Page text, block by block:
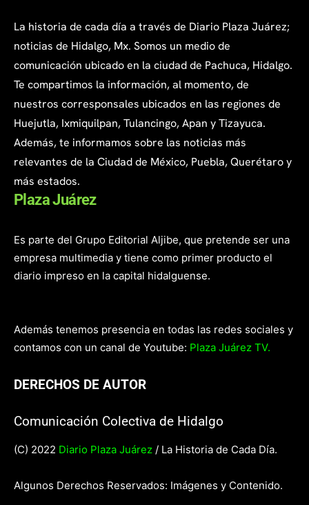
La historia de cada día a través de Diario Plaza Juárez;
noticias de Hidalgo, Mx. Somos un medio de
comunicación ubicado en la ciudad de Pachuca, Hidalgo.
Te compartimos la información, al momento, de
nuestros corresponsales ubicados en las regiones de
Huejutla, Ixmiquilpan, Tulancingo, Apan y Tizayuca.
Además, te informamos sobre las noticias más
relevantes de la Ciudad de México, Puebla, Querétaro y
más estados.
Plaza Juárez
Es parte del Grupo Editorial Aljibe, que pretende ser una
empresa multimedia y tiene como primer producto el
diario impreso en la capital hidalguense.
Además tenemos presencia en todas las redes sociales y
contamos con un canal de Youtube: Plaza Juárez TV.
DERECHOS DE AUTOR
Comunicación Colectiva de Hidalgo
(C) 2022 Diario Plaza Juárez / La Historia de Cada Día.
Algunos Derechos Reservados: Imágenes y Contenido.